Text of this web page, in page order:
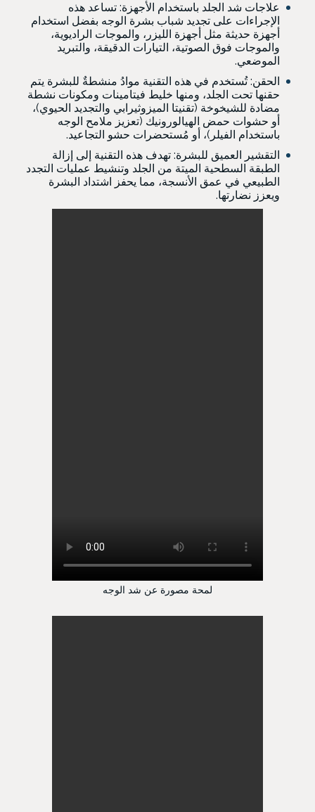
علاجات شد الجلد باستخدام الأجهزة: تساعد هذه
الإجراءات على تجديد شباب بشرة الوجه بفضل استخدام
أجهزة حديثة مثل أجهزة الليزر، والموجات الراديوية،
والموجات فوق الصوتية، التيارات الدقيقة، والتبريد
الموضعي.
الحقن: تُستخدم في هذه التقنية موادُ منشطةٌ للبشرة يتم
حقنها تحت الجلد، ومنها خليط فيتامينات ومكونات نشطة
مضادة للشيخوخة (تقنيتا الميزوثيرابي والتجديد الحيوي)،
أو حشوات حمض الهيالورونيك (تعزيز ملامح الوجه
باستخدام الفيلر)، أو مُستحضرات حشو التجاعيد.
التقشير العميق للبشرة: تهدف هذه التقنية إلى إزالة
الطبقة السطحية الميتة من الجلد وتنشيط عمليات التجدد
الطبيعي في عمق الأنسجة، مما يحفز اشتداد البشرة
ويعزز نضارتها.
لمحة مصورة عن شد الوجه